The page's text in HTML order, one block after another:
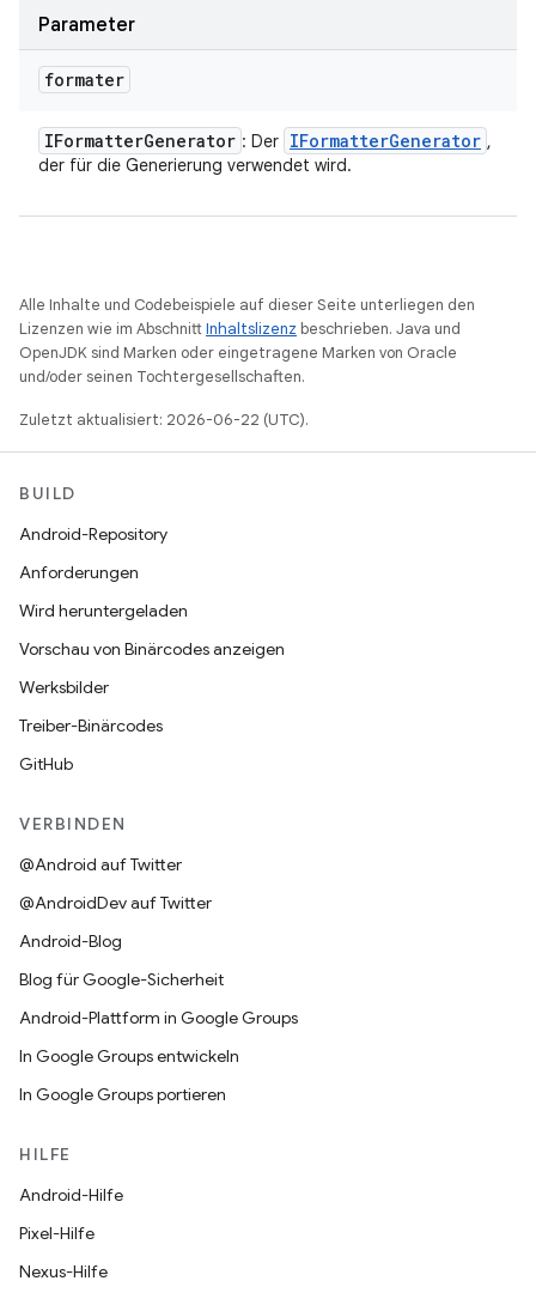
Parameter
formater
IFormatterGenerator : Der IFormatterGenerator ,
der für die Generierung verwendet wird.
Alle Inhalte und Codebeispiele auf dieser Seite unterliegen den
Lizenzen wie im AbschnittInhaltslizenz beschrieben. Java und
OpenJDK sind Marken oder eingetragene Marken von Oracle
und/oder seinen Tochtergesellschaften.
Zuletzt aktualisiert: 2026-06-22 (UTC).
BUILD
Android-Repository
Anforderungen
Wird heruntergeladen
Vorschau von Binärcodes anzeigen
Werksbilder
Treiber-Binärcodes
GitHub
VERBINDEN
@Android auf Twitter
@AndroidDev auf Twitter
Android-Blog
Blog für Google-Sicherheit
Android-Plattform in Google Groups
In Google Groups entwickeln
In Google Groups portieren
HILFE
Android-Hilfe
Pixel-Hilfe
Nexus-Hilfe